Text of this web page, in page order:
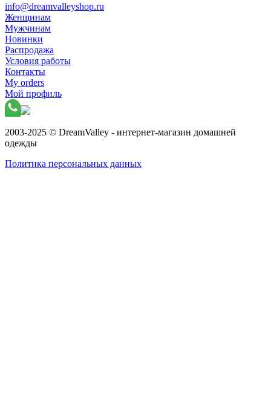
info@dreamvalleyshop.ru
Женщинам
Мужчинам
Новинки
Распродажа
Условия работы
Контакты
My orders
Мой профиль
2003-2025 © DreamValley - интернет-магазин домашней
одежды
Политика персональных данных